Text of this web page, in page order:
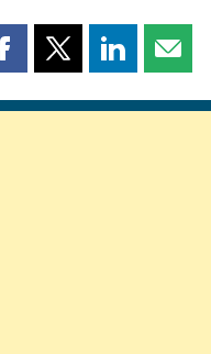
Partager
page
Partager
page
Partager
page page